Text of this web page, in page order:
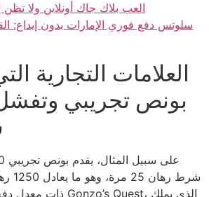
العب بلاك جاك أونلاين ولا
سلوتس دفع فوري الإمارات بدون إيداع:
العلامات التجارية
بونص تجريبي
شرط